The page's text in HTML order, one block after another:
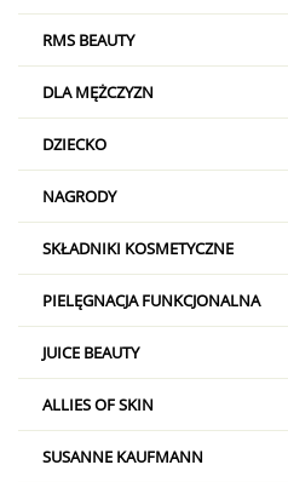
RMS BEAUTY
DLA MĘŻCZYZN
DZIECKO
NAGRODY
SKŁADNIKI KOSMETYCZNE
PIELĘGNACJA FUNKCJONALNA
JUICE BEAUTY
ALLIES OF SKIN
SUSANNE KAUFMANN